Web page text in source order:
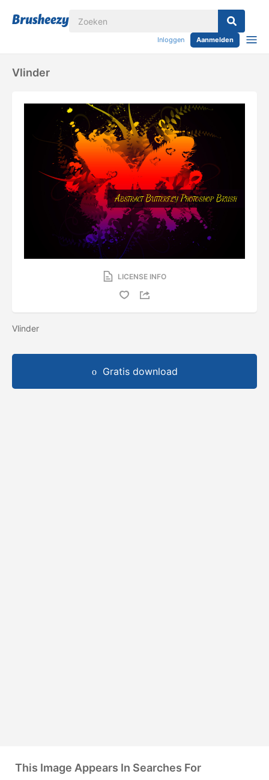
Inloggen Aanmelden
Vlinder
LICENSE INFO
Vlinder
Gratis download
This Image Appears In Searches For